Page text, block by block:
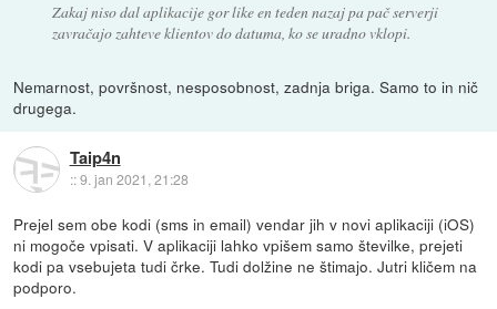
Zakaj niso dal aplikacije gor like en teden nazaj pa pač serverji
zavračajo zahteve klientov do datuma, ko se uradno vklopi.
Nemarnost, površnost, nesposobnost, zadnja briga. Samo to in nič
drugega.
Taip4n
::9. jan 2021, 21:28
Prejel sem obe kodi (sms in email) vendar jih v novi aplikaciji (iOS)
ni mogoče vpisati. V aplikaciji lahko vpišem samo številke, prejeti
kodi pa vsebujeta tudi črke. Tudi dolžine ne štimajo. Jutri kličem na
podporo.